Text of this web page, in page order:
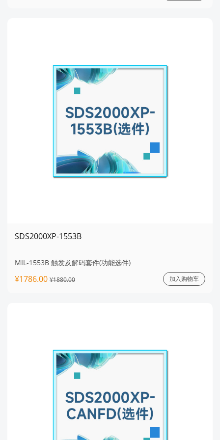
SDS2000XP-1553B
MIL-1553B 触发及解码套件(功能选件)
¥1786.00 ¥1880.00 加入购物车